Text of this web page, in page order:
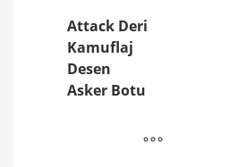
Attack Deri
Kamuflaj
Desen
Asker Botu